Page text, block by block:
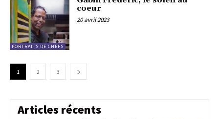
PORTRAITS DE CHEFS
coeur
20 avril 2023
1 2 3
Articles récents